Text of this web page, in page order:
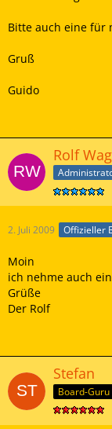
Bitte auch eine für
Gruß
Guido
Rolf
2. Juli 2009 Offizieller
Moin
ich nehme auch
Grüße
Der Rolf
Stefan
Board-Guru